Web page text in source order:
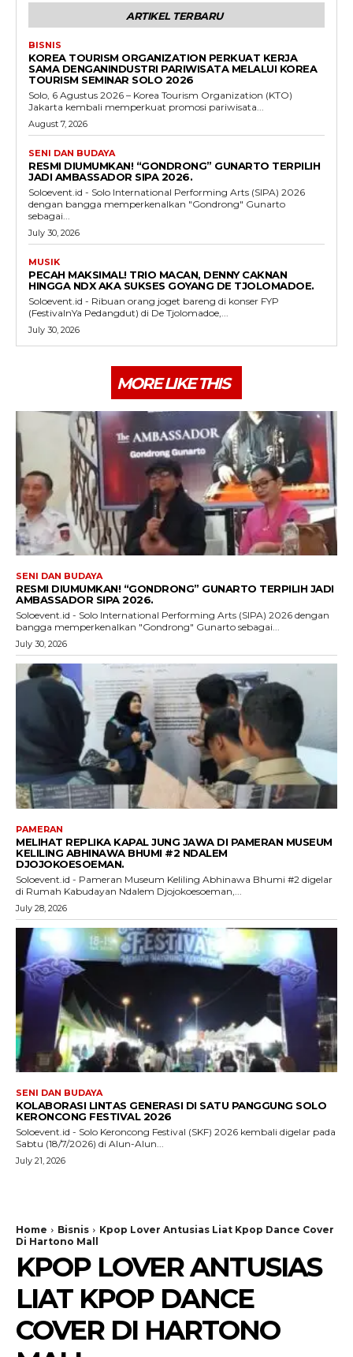
ARTIKEL TERBARU
BISNIS
KOREA TOURISM ORGANIZATION PERKUAT KERJA
SAMA DENGANINDUSTRI PARIWISATA MELALUI KOREA
TOURISM SEMINAR SOLO 2026
Solo, 6 Agustus 2026 – Korea Tourism Organization (KTO)
Jakarta kembali memperkuat promosi pariwisata...
August 7, 2026
SENI DAN BUDAYA
RESMI DIUMUMKAN! “GONDRONG” GUNARTO TERPILIH
JADI AMBASSADOR SIPA 2026.
Soloevent.id - Solo International Performing Arts (SIPA) 2026
dengan bangga memperkenalkan "Gondrong" Gunarto
sebagai...
July 30, 2026
MUSIK
PECAH MAKSIMAL! TRIO MACAN, DENNY CAKNAN
HINGGA NDX AKA SUKSES GOYANG DE TJOLOMADOE.
Soloevent.id - Ribuan orang joget bareng di konser FYP
(FestivalnYa Pedangdut) di De Tjolomadoe,...
July 30, 2026
MORE LIKE THIS
SENI DAN BUDAYA
RESMI DIUMUMKAN! “GONDRONG” GUNARTO TERPILIH JADI
AMBASSADOR SIPA 2026.
Soloevent.id - Solo International Performing Arts (SIPA) 2026 dengan
bangga memperkenalkan "Gondrong" Gunarto sebagai...
July 30, 2026
PAMERAN
MELIHAT REPLIKA KAPAL JUNG JAWA DI PAMERAN MUSEUM
KELILING ABHINAWA BHUMI #2 NDALEM
DJOJOKOESOEMAN.
Soloevent.id - Pameran Museum Keliling Abhinawa Bhumi #2 digelar
di Rumah Kabudayan Ndalem Djojokoesoeman,...
July 28, 2026
SENI DAN BUDAYA
KOLABORASI LINTAS GENERASI DI SATU PANGGUNG SOLO
KERONCONG FESTIVAL 2026
Soloevent.id - Solo Keroncong Festival (SKF) 2026 kembali digelar pada
Sabtu (18/7/2026) di Alun-Alun...
July 21, 2026